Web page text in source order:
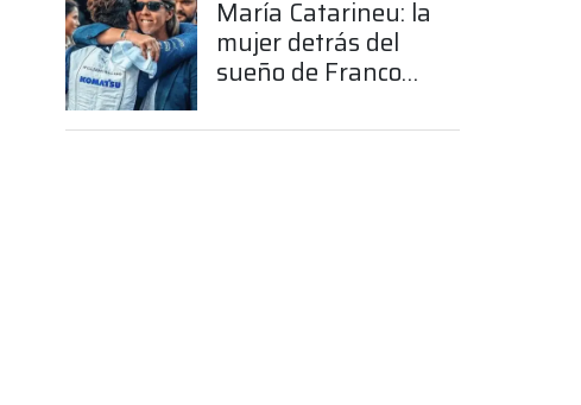
María Catarineu: la
mujer detrás del
sueño de Franco
Fórmula 1